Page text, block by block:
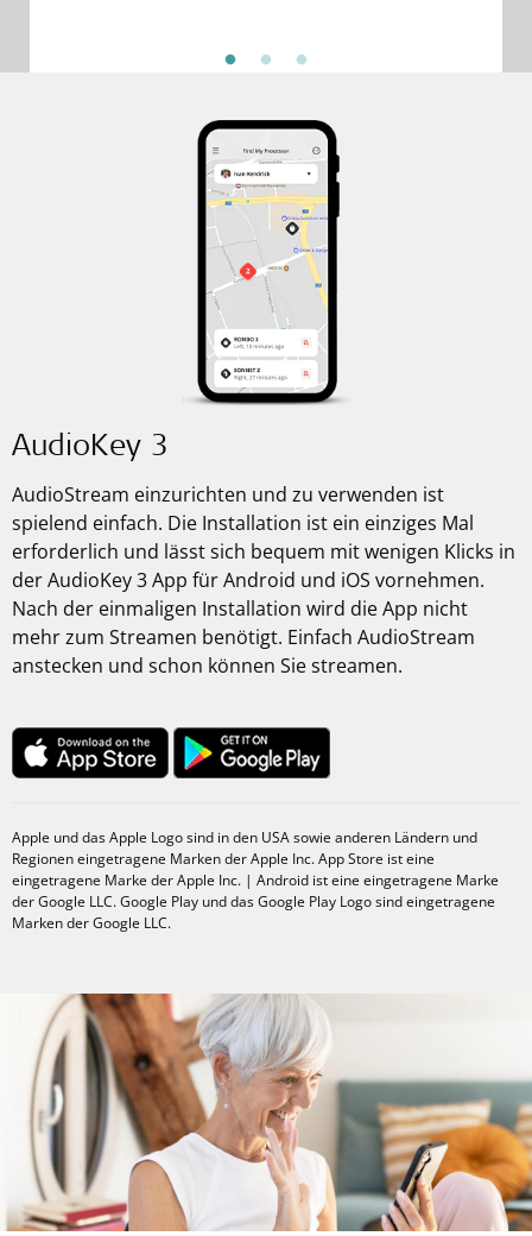
AudioKey 3
AudioStream einzurichten und zu verwenden ist
spielend einfach. Die Installation ist ein einziges Mal
erforderlich und lässt sich bequem mit wenigen Klicks in
der AudioKey 3 App für Android und iOS vornehmen.
Nach der einmaligen Installation wird die App nicht
mehr zum Streamen benötigt. Einfach AudioStream
anstecken und schon können Sie streamen.
Apple und das Apple Logo sind in den USA sowie anderen Ländern und
Regionen eingetragene Marken der Apple Inc. App Store ist eine
eingetragene Marke der Apple Inc. | Android ist eine eingetragene Marke
der Google LLC. Google Play und das Google Play Logo sind eingetragene
Marken der Google LLC.